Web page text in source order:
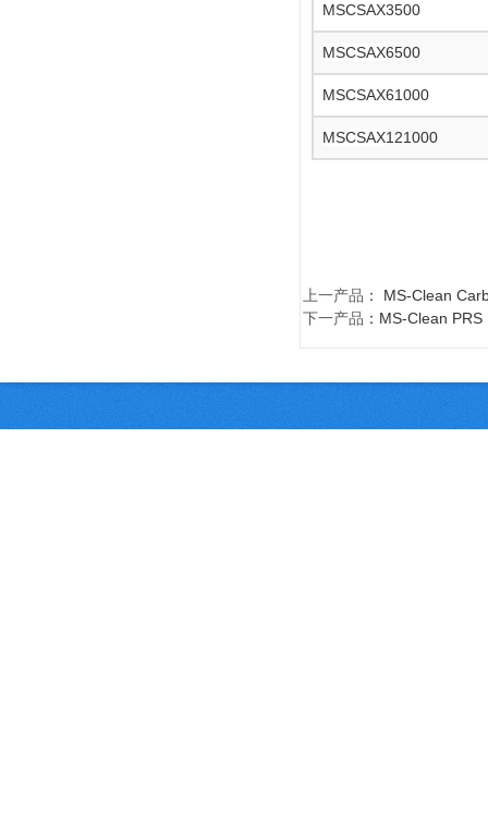
MSCSAX3500
MSCSAX6500
MSCSAX61000
MSCSAX121000
上一产品 ：
MS-Clean
下一产品 ： MS-Clean PRS